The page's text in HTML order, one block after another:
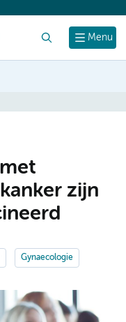
Menu
zijn
Gynaecologie